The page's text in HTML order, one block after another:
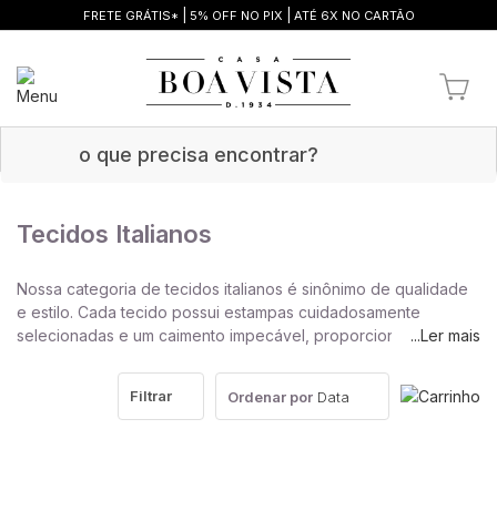
FRETE GRÁTIS* 5% OFF NO PIX ATÉ 6X NO CARTÃO
Tecidos Italianos
Nossa categoria de tecidos italianos é sinônimo de qualidade
e estilo. Cada tecido possui estampas cuidadosamente
selecionadas e um caimento impecável, proporcionando
criatividade e crie peças incríveis com a elegância e
sofisticação dos tecidos italianos.
...Ler mais
Filtrar Ordenar por Data